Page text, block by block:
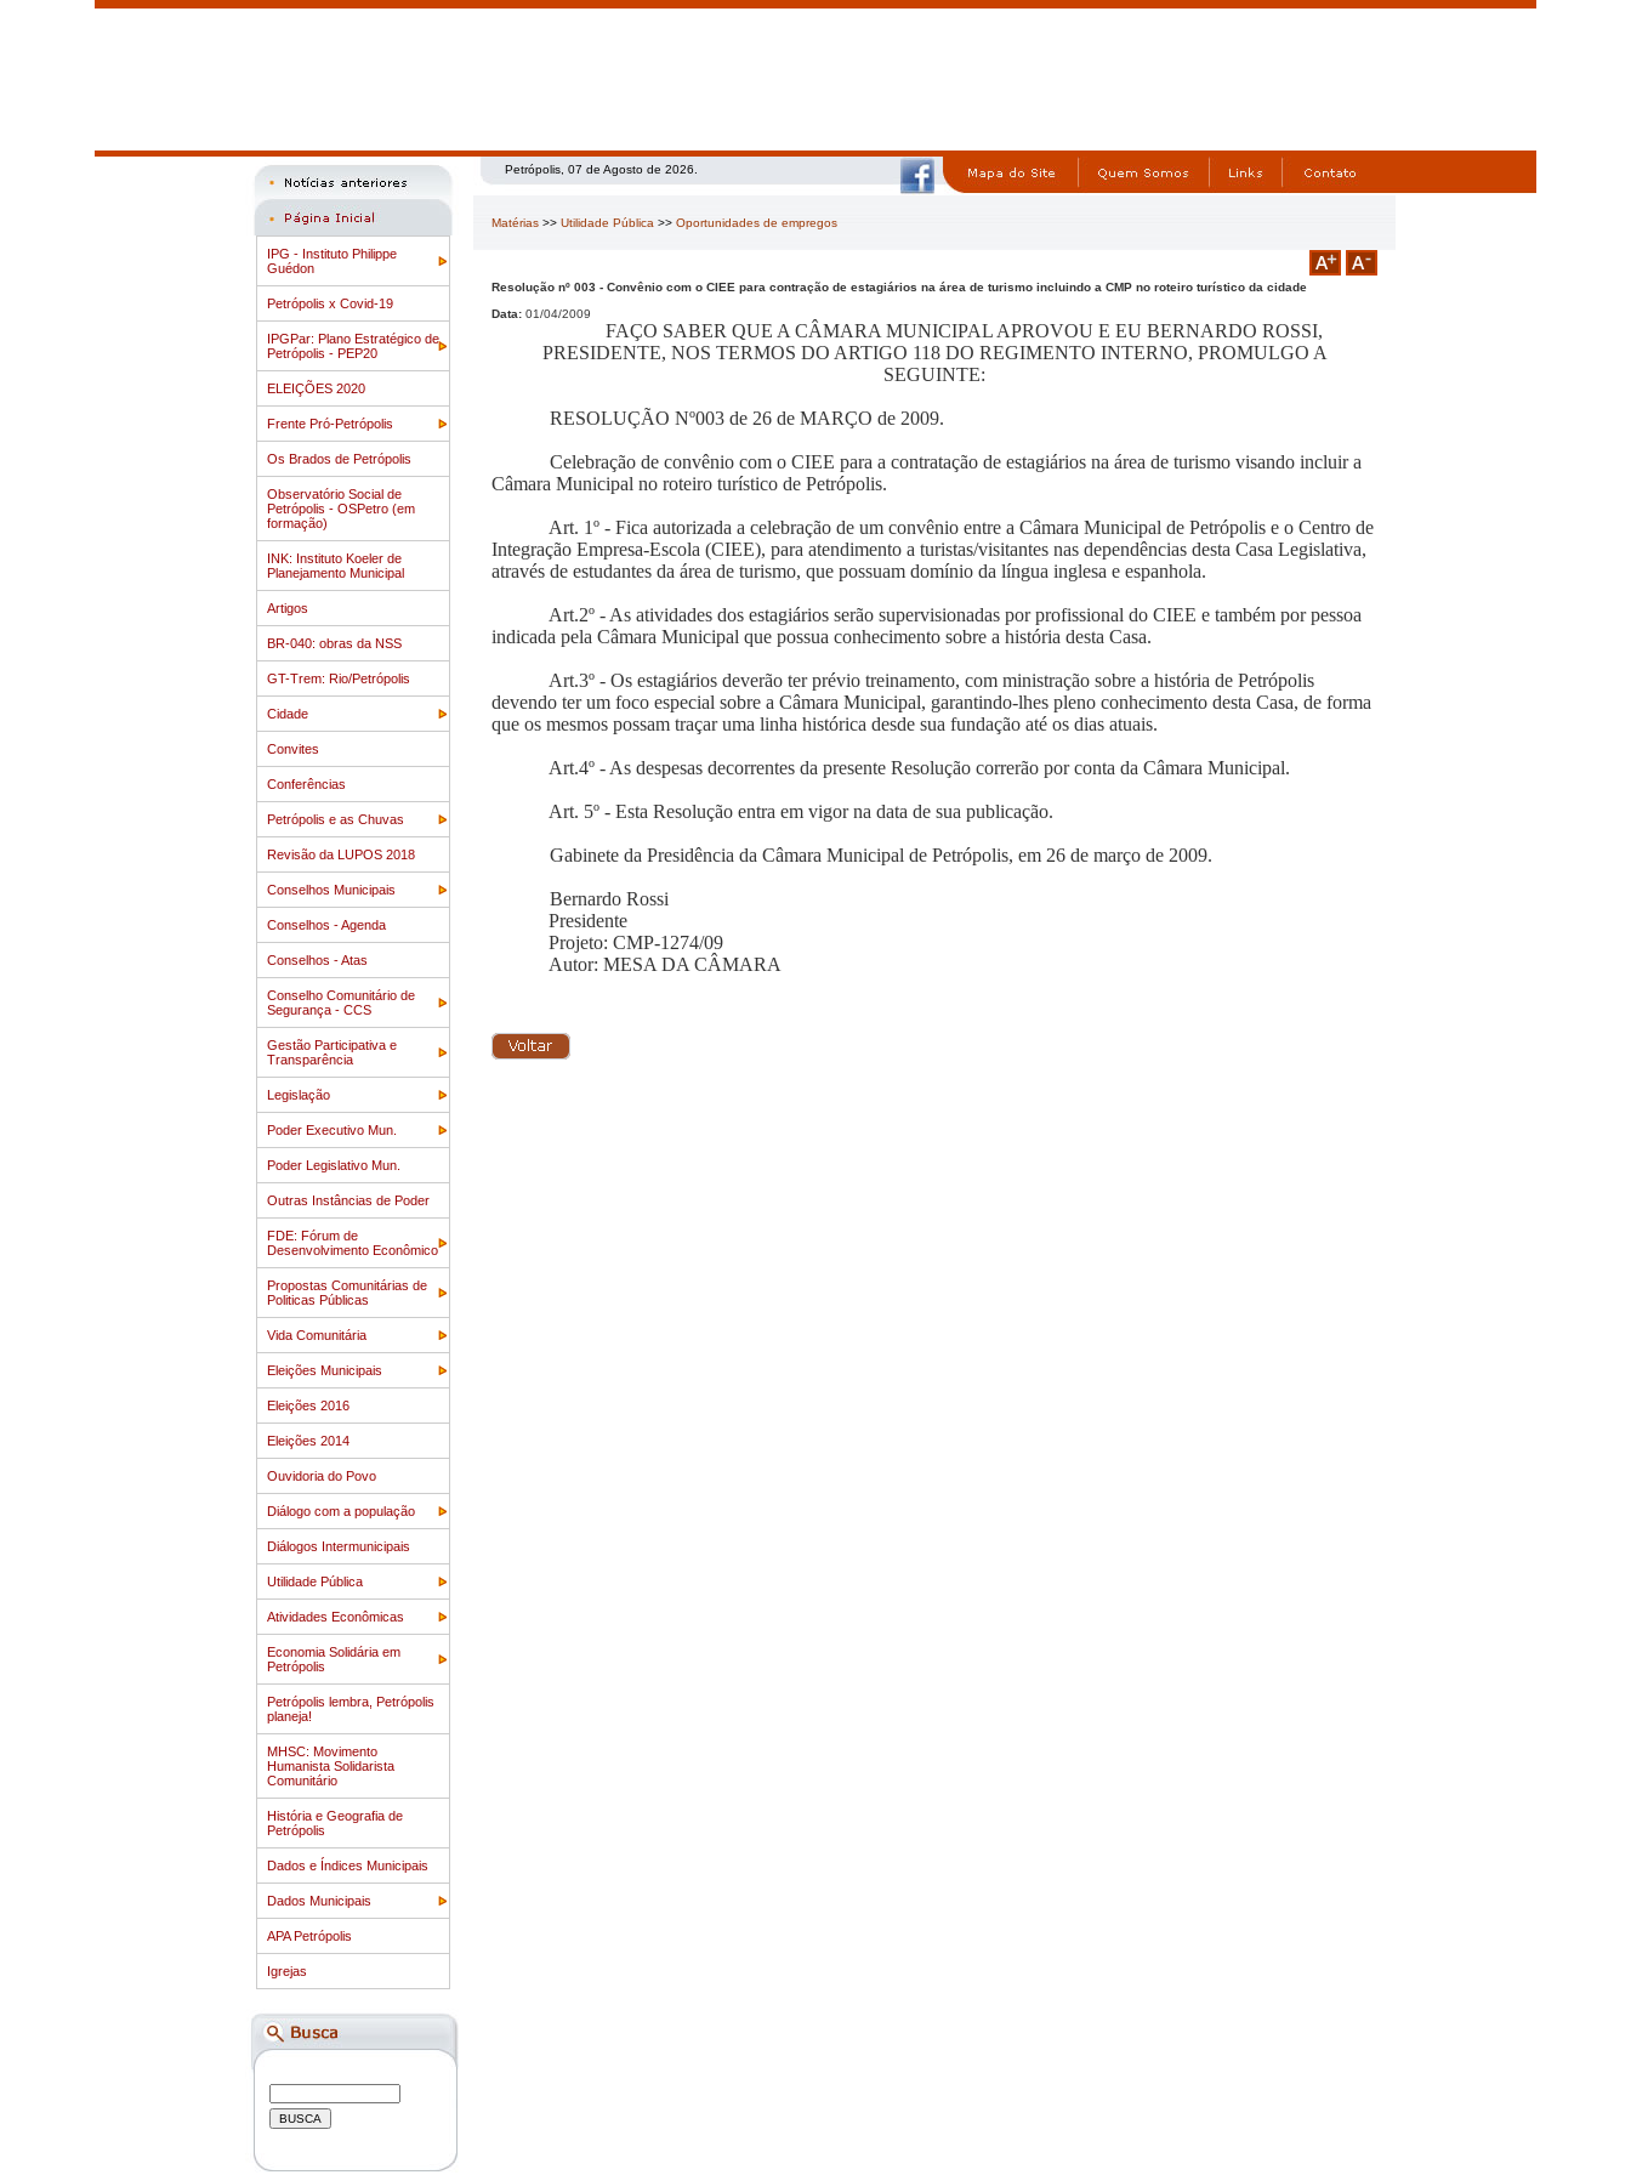
IPG - Instituto Philippe
Guédon
Petrópolis x Covid-19
IPGPar: Plano Estratégico de
Petrópolis - PEP20
ELEIÇÕES 2020
Frente Pró-Petrópolis
Os Brados de Petrópolis
Observatório Social de
Petrópolis - OSPetro (em
formação)
INK: Instituto Koeler de
Planejamento Municipal
Artigos
BR-040: obras da NSS
GT-Trem: Rio/Petrópolis
Cidade
Convites
Conferências
Petrópolis e as Chuvas
Revisão da LUPOS 2018
Conselhos Municipais
Conselhos - Agenda
Conselhos - Atas
Conselho Comunitário de
Segurança - CCS
Gestão Participativa e
Transparência
Legislação
Poder Executivo Mun.
Poder Legislativo Mun.
Outras Instâncias de Poder
FDE: Fórum de
Desenvolvimento Econômico
Propostas Comunitárias de
Politicas Públicas
Vida Comunitária
Eleições Municipais
Eleições 2016
Eleições 2014
Ouvidoria do Povo
Diálogo com a população
Diálogos Intermunicipais
Utilidade Pública
Atividades Econômicas
Economia Solidária em
Petrópolis
Petrópolis lembra, Petrópolis
planeja!
MHSC: Movimento
Humanista Solidarista
Comunitário
História e Geografia de
Petrópolis
Dados e Índices Municipais
Dados Municipais
APA Petrópolis
Igrejas
Petrópolis, 07 de Agosto de 2026.
Matérias >> Utilidade Pública >> Oportunidades de empregos
Resolução nº 003 - Convênio com o CIEE para contração de estagiários na área de turismo incluindo a CMP no roteiro turístico da cidade
Data: 01/04/2009
FAÇO SABER QUE A CÂMARA MUNICIPAL APROVOU E EU BERNARDO ROSSI,
PRESIDENTE, NOS TERMOS DO ARTIGO 118 DO REGIMENTO INTERNO, PROMULGO A
SEGUINTE:
RESOLUÇÃO Nº003 de 26 de MARÇO de 2009.
Celebração de convênio com o CIEE para a contratação de estagiários na área de turismo visando incluir a
Câmara Municipal no roteiro turístico de Petrópolis.
Art. 1º - Fica autorizada a celebração de um convênio entre a Câmara Municipal de Petrópolis e o Centro de
Integração Empresa-Escola (CIEE), para atendimento a turistas/visitantes nas dependências desta Casa Legislativa,
através de estudantes da área de turismo, que possuam domínio da língua inglesa e espanhola.
Art.2º - As atividades dos estagiários serão supervisionadas por profissional do CIEE e também por pessoa
indicada pela Câmara Municipal que possua conhecimento sobre a história desta Casa.
Art.3º - Os estagiários deverão ter prévio treinamento, com ministração sobre a história de Petrópolis
devendo ter um foco especial sobre a Câmara Municipal, garantindo-lhes pleno conhecimento desta Casa, de forma
que os mesmos possam traçar uma linha histórica desde sua fundação até os dias atuais.
Art.4º - As despesas decorrentes da presente Resolução correrão por conta da Câmara Municipal.
Art. 5º - Esta Resolução entra em vigor na data de sua publicação.
Gabinete da Presidência da Câmara Municipal de Petrópolis, em 26 de março de 2009.
Bernardo Rossi
Presidente
Projeto: CMP-1274/09
Autor: MESA DA CÂMARA